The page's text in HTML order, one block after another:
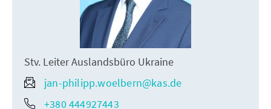
Stv. Leiter Auslandsbüro Ukraine
jan-philipp.woelbern@kas.de
+380 444927443